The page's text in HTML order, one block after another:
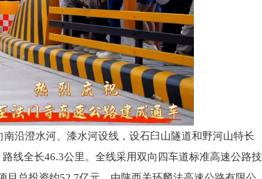
沿澄水河、漆水河设线，设石臼山隧道和野河山特长
线全长46.3公里。全线采用双向四车道标准高速公路技